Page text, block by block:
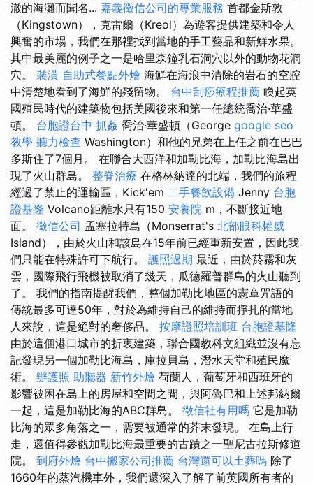
澈的海灘而聞名... 嘉義徵信公司的專業服務 首都金斯敦
（Kingstown），克雷爾（Kreol）為遊客提供建築和令人
興奮的市場，我們在那裡找到當地的手工藝品和新鮮水果。
其中最美麗的例子之一是哈里森鐘乳石洞穴以外的動物花洞
穴。 裝潢 自助式餐點外燴 海鮮在海浪中清除的岩石的空腔
中清楚地看到了海鮮的殘留物。 台中刮痧療程推薦 喚起英
國殖民時代的建築物包括美國後來和第一任總統喬治·華盛
頓。 台胞證台中 抓姦 喬治·華盛頓（George google seo
教學 聽力檢查 Washington）和他的兄弟在上任之前在巴巴
多斯住了7個月。 在聯合大西洋和加勒比海，加勒比海島出
現了火山群島。 整脊治療 在格林納達的北端，我們的旅程
經過了禁止的運輸區，Kick'em 二手餐飲設備 Jenny 台胞
證基隆 Volcano距離水只有150 安養院 m，不斷接近地
面。 徵信公司 孟塞拉特島（Monserrat's 北部眼科權威
Island），由於火山和該島在15年前已經重新安置，因此我
們只能在特殊許可下航行。 護照過期 最近，由於菸霧和灰
雲，國際飛行飛機被取消了幾天，瓜德羅普群島的火山聽到
了。 我們的指南提醒我們，整個加勒比地區的憲章咒語的
傳統最多可達50年，對於為維持自己的維持而掙扎的當地
人來說，這是絕對的奢侈品。 按摩證照培訓班 台胞證基隆
由於這個港口城市的折衷建築，聯合國教科文組織並沒有忘
記發現另一個加勒比海島，庫拉貝島，潛水天堂和殖民魔
術。 辦護照 助聽器 新竹外燴 荷蘭人，葡萄牙和西班牙的
影響被困在島上的房屋和空間之間，與阿魯巴和上述邦納爾
一起，這是加勒比海的ABC群島。 徵信社有用嗎 它是加勒
比海的眾多角落之一，需要被通常的芥末發現。 在島上行
走，還值得參觀加勒比海最重要的古蹟之一聖尼古拉斯修道
院。 到府外燴 台中搬家公司推薦 台灣還可以土葬嗎 除了
1660年的蒸汽機車外，我們還深入了解了前英國所有者的